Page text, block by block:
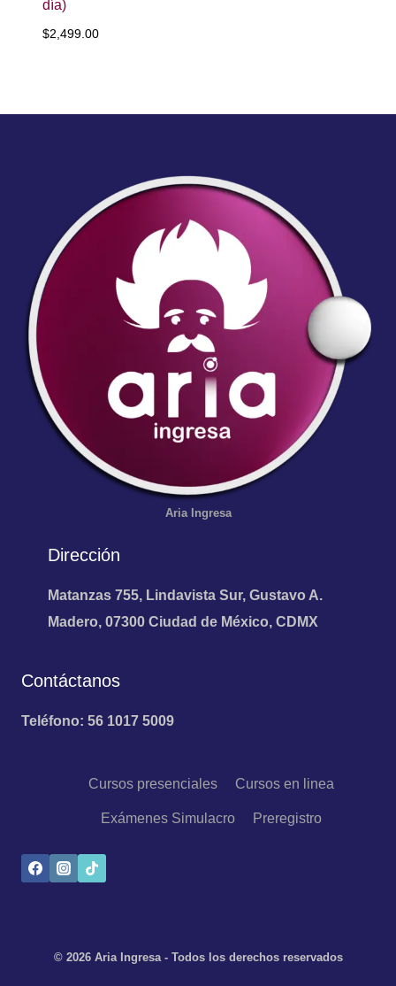
día)
$2,499.00
Aria Ingresa
Dirección
Matanzas 755, Lindavista Sur, Gustavo A.
Madero, 07300 Ciudad de México, CDMX
Contáctanos
Teléfono: 56 1017 5009
Cursos presenciales Cursos en linea
Exámenes Simulacro Preregistro
© 2026 Aria Ingresa - Todos los derechos reservados